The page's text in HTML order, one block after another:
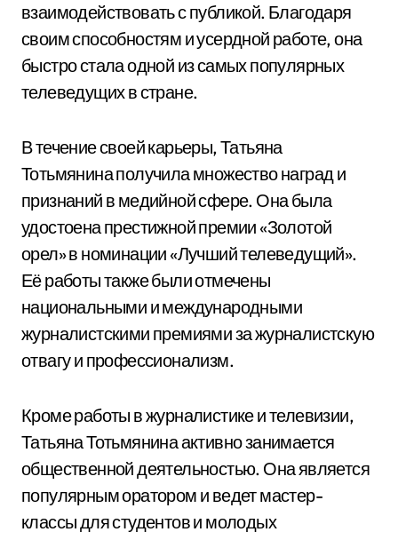
взаимодействовать с публикой. Благодаря
своим способностям и усердной работе, она
быстро стала одной из самых популярных
телеведущих в стране.
В течение своей карьеры, Татьяна
Тотьмянина получила множество наград и
признаний в медийной сфере. Она была
удостоена престижной премии «Золотой
орел» в номинации «Лучший телеведущий».
Её работы также были отмечены
национальными и международными
журналистскими премиями за журналистскую
отвагу и профессионализм.
Кроме работы в журналистике и телевизии,
Татьяна Тотьмянина активно занимается
общественной деятельностью. Она является
популярным оратором и ведет мастер-
классы для студентов и молодых